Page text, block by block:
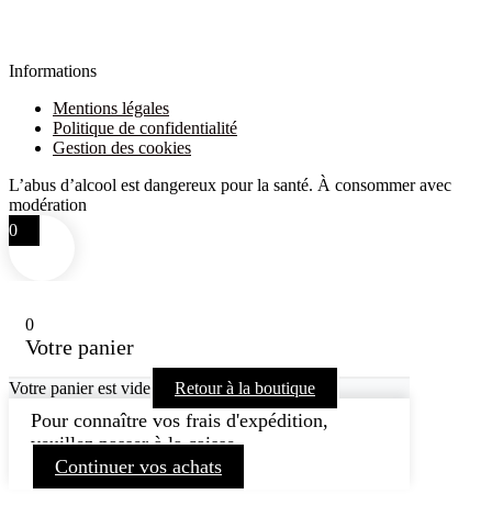
Informations
Mentions légales
Politique de confidentialité
Gestion des cookies
L’abus d’alcool est dangereux pour la santé. À consommer avec
modération
0
0
Votre panier
Votre panier est vide Retour à la boutique
Pour connaître vos frais d'expédition,
veuillez passer à la caisse.
Continuer vos achats